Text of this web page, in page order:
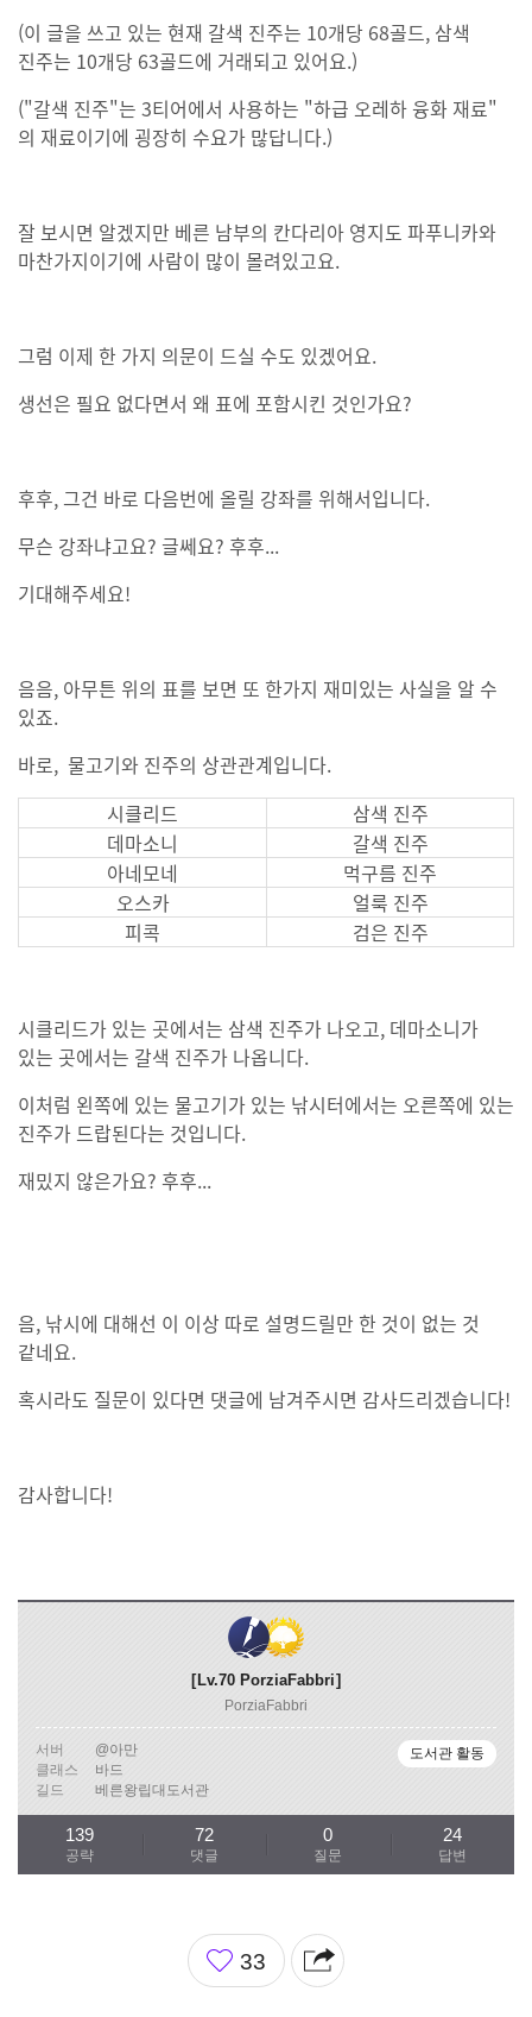
(이 글을 쓰고 있는 현재 갈색 진주는 10개당 68골드, 삼색
진주는 10개당 63골드에 거래되고 있어요.)
("갈색 진주"는 3티어에서 사용하는 "하급 오레하 융화 재료"
의 재료이기에 굉장히 수요가 많답니다.)
잘 보시면 알겠지만 베른 남부의 칸다리아 영지도 파푸니카와
마찬가지이기에 사람이 많이 몰려있고요.
그럼 이제 한 가지 의문이 드실 수도 있겠어요.
생선은 필요 없다면서 왜 표에 포함시킨 것인가요?
후후, 그건 바로 다음번에 올릴 강좌를 위해서입니다.
무슨 강좌냐고요? 글쎄요? 후후...
기대해주세요!
음음, 아무튼 위의 표를 보면 또 한가지 재미있는 사실을 알 수
있죠.
바로, 물고기와 진주의 상관관계입니다.
시클리드
삼색 진주
데마소니
갈색 진주
아네모네
먹구름 진주
오스카
얼룩 진주
피콕
검은 진주
시클리드가 있는 곳에서는 삼색 진주가 나오고, 데마소니가
있는 곳에서는 갈색 진주가 나옵니다.
이처럼 왼쪽에 있는 물고기가 있는 낚시터에서는 오른쪽에 있는
진주가 드랍된다는 것입니다.
재밌지 않은가요? 후후...
음, 낚시에 대해선 이 이상 따로 설명드릴만 한 것이 없는 것
같네요.
혹시라도 질문이 있다면 댓글에 남겨주시면 감사드리겠습니다!
감사합니다!
Lv.70 PorziaFabbri
PorziaFabbri
서버
@아만
클래스
바드
길드
베른왕립대도서관
도서관 활동
공략
139
댓글
72
질문
0
답변
24
좋
아
33